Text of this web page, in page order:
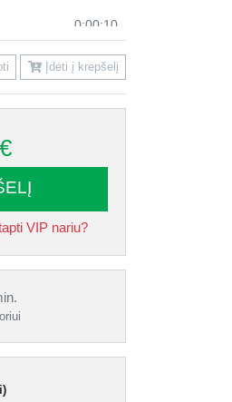
0:00:10
0:06:46
0:02:06
0:17:38
0:04:36
0:28:05
0:19:50
Įdėti į krepšelį
€
VIP nariu?